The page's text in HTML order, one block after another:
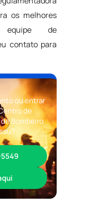
os melhores
equipe de
contato para
ou entrar
de
Bombeiro